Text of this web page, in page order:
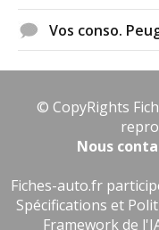
Vos conso.
© CopyRights
Nous
Fiches-auto.fr
Spécifications et
Framework de